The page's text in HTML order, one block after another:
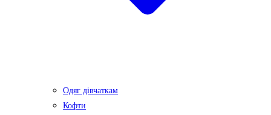
Одяг дівчаткам
Кофти